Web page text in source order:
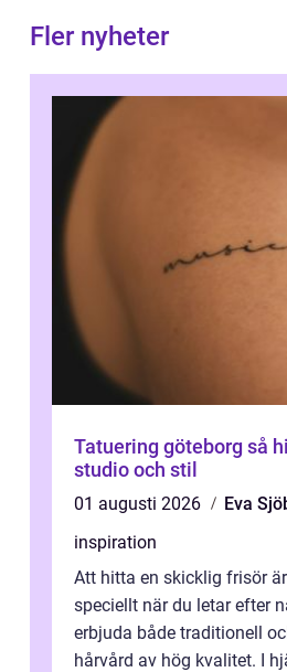
Fler nyheter
Tatuering göteborg så hittar du rätt
studio och stil
01 augusti 2026
Eva
inspiration
Att hitta en skicklig frisör
speciellt när du letar efter
erbjuda både traditionell
hårvård av hög kvalitet. I